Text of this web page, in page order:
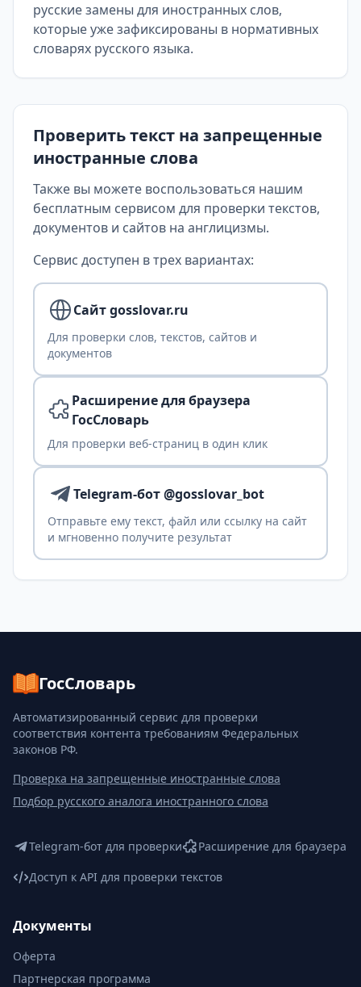
русские замены для иностранных слов,
которые уже зафиксированы в нормативных
словарях русского языка.
Проверить текст на запрещенные
иностранные слова
Также вы можете воспользоваться нашим
бесплатным сервисом для проверки текстов,
документов и сайтов на англицизмы.
Сервис доступен в трех вариантах:
Сайт gosslovar.ru
Для проверки слов, текстов, сайтов и
документов
Расширение для браузера
ГосСловарь
Для проверки веб-страниц в один клик
Telegram-бот @gosslovar_bot
Отправьте ему текст, файл или ссылку на сайт
и мгновенно получите результат
ГосСловарь
Автоматизированный сервис для проверки
соответствия контента требованиям Федеральных
законов РФ.
Проверка на запрещенные иностранные слова
Подбор русского аналога иностранного слова
Telegram-бот для проверки
Расширение для браузера
Доступ к API для проверки текстов
Документы
Оферта
Партнерская программа